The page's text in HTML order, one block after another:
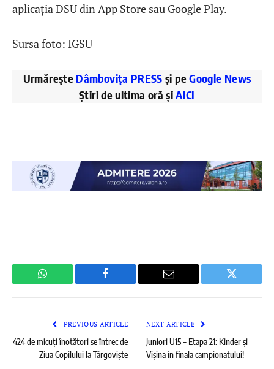
aplicația DSU din App Store sau Google Play.
Sursa foto: IGSU
Urmărește Dâmbovița PRESS și peGoogle News
Știri de ultima oră șiAICI
WhatsApp Facebook Email Twitter
PREVIOUS ARTICLE
424 de micuți înotători se întrec de
Ziua Copilului la Târgoviște
NEXT ARTICLE
Juniori U15 – Etapa 21: Kinder și
Vișina în finala campionatului!